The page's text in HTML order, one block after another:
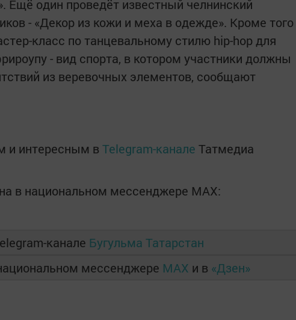
Ещё один проведёт известный челнинский
- «Декор из кожи и меха в одежде». Кроме того
класс по танцевальному стилю hip-hop для
- вид спорта, в котором участники должны
из веревочных элементов, сообщают
и интересным в Telegram-канале Татмедиа
в национальном мессенджере MАХ:
канале Бугульма Татарстан
мессенджере MAX и в «Дзен»